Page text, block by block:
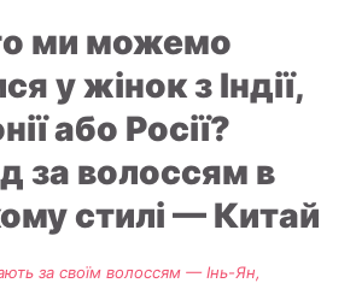
ми можемо
у жінок з Індії,
або Росії?
за волоссям в
стилі — Китай
за своїм волоссям — Інь-Ян,